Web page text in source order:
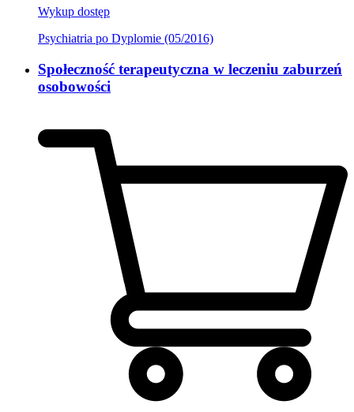
Wykup dostęp
Psychiatria po Dyplomie (05/2016)
Społeczność terapeutyczna w leczeniu zaburzeń
osobowości